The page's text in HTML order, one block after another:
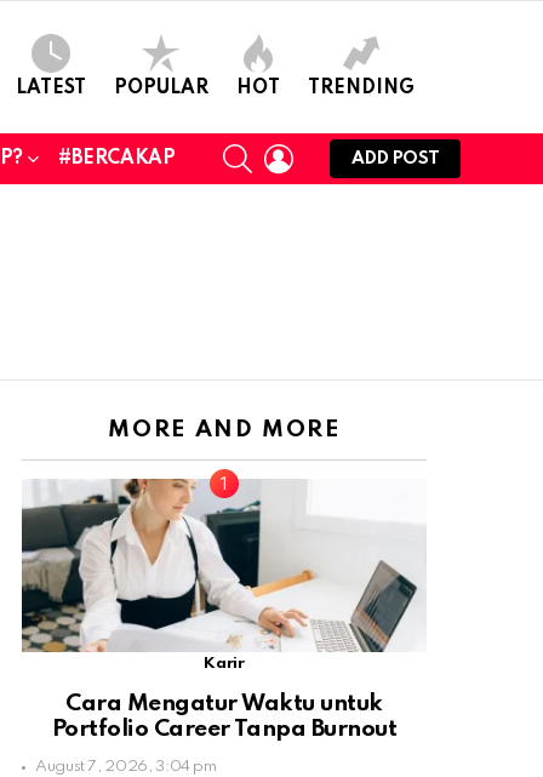
LATEST POPULAR HOT TRENDING
#BERCAKAP
SEARCHLOGIN
ADD POST
MORE AND MORE
Karir
Cara Mengatur Waktu untuk
Portfolio Career Tanpa Burnout
August 7, 2026, 3:04 pm